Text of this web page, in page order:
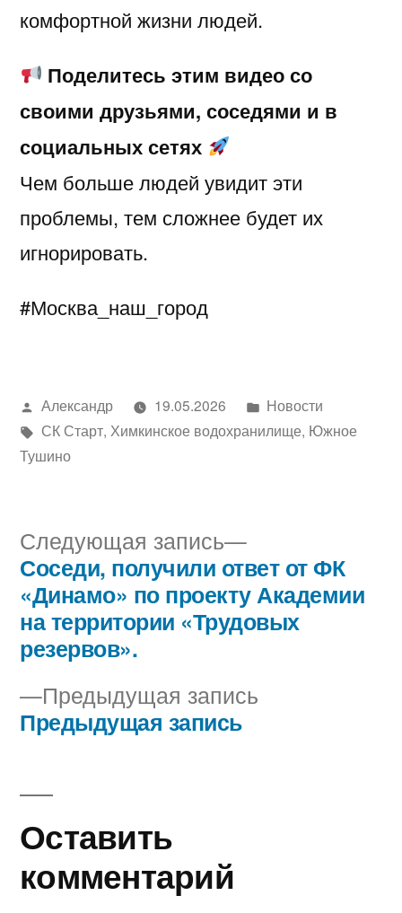
комфортной жизни людей.
Поделитесь этим видео со
своими друзьями, соседями и в
социальных сетях
Чем больше людей увидит эти
проблемы, тем сложнее будет их
игнорировать.
#Москва_наш_город
Написано
автором
Александр 19.05.2026
Написано
в
Новости
Метки:
СК Старт, Химкинское водохранилище, Южное
Тушино
Навигация
по
записям
Предыдущая запись
Предыдущая запись
Следующая запись
Следующая
запись:
Соседи, получили ответ от ФК
«Динамо» по проекту Академии
на территории «Трудовых
резервов».
Оставить
комментарий